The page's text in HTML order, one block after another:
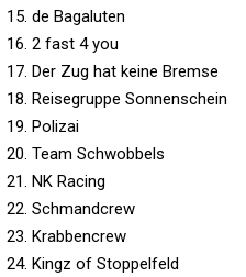
15. de Bagaluten
16. 2 fast 4 you
17. Der Zug hat keine Bremse
18. Reisegruppe Sonnenschein
19. Polizai
20. Team Schwobbels
21. NK Racing
22. Schmandcrew
23. Krabbencrew
24. Kingz of Stoppelfeld